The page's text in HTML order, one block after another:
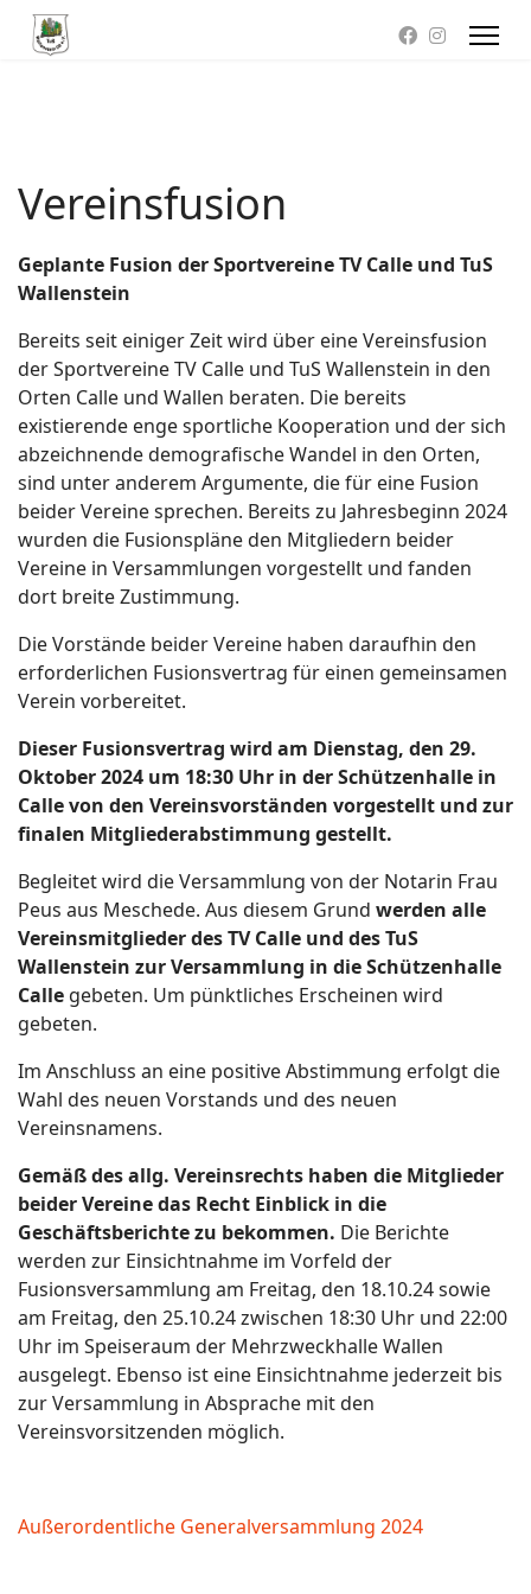
Vereinsfusion
Geplante Fusion der Sportvereine TV Calle und TuS
Wallenstein
Bereits seit einiger Zeit wird über eine Vereinsfusion
der Sportvereine TV Calle und TuS Wallenstein in den
Orten Calle und Wallen beraten. Die bereits
existierende enge sportliche Kooperation und der sich
abzeichnende demografische Wandel in den Orten,
sind unter anderem Argumente, die für eine Fusion
beider Vereine sprechen. Bereits zu Jahresbeginn 2024
wurden die Fusionspläne den Mitgliedern beider
Vereine in Versammlungen vorgestellt und fanden
dort breite Zustimmung.
Die Vorstände beider Vereine haben daraufhin den
erforderlichen Fusionsvertrag für einen gemeinsamen
Verein vorbereitet.
Dieser Fusionsvertrag wird am Dienstag, den 29.
Oktober 2024 um 18:30 Uhr in der Schützenhalle in
Callevon den Vereinsvorständen vorgestellt und zur
finalen Mitgliederabstimmung gestellt.
Begleitet wird die Versammlung von der Notarin Frau
Peus aus Meschede. Aus diesem Grund werden alle
Vereinsmitglieder des TV Calle und des TuS
Wallenstein zur Versammlung in die Schützenhalle
Calle gebeten. Um pünktliches Erscheinen wird
gebeten.
Im Anschluss an eine positive Abstimmung erfolgt die
Wahl des neuen Vorstands und des neuen
Vereinsnamens.
Gemäß des allg. Vereinsrechts haben die Mitglieder
beider Vereine das Recht Einblick in die
Geschäftsberichte zu bekommen. Die Berichte
werden zur Einsichtnahme im Vorfeld der
Fusionsversammlung am Freitag, den 18.10.24 sowie
am Freitag, den 25.10.24 zwischen 18:30 Uhr und 22:00
Uhr im Speiseraum der Mehrzweckhalle Wallen
ausgelegt. Ebenso ist eine Einsichtnahme jederzeit bis
zur Versammlung in Absprache mit den
Vereinsvorsitzenden möglich.
Außerordentliche Generalversammlung 2024